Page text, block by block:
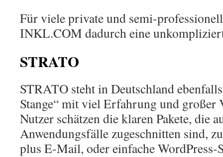
Für viele private und semi-
INKL.COM dadurch eine
STRATO
STRATO steht in Deutschland
Stange“ mit viel Erfahrung und großer
Nutzer schätzen die klaren Pakete, die
Anwendungsfälle zugeschnitten sind,
plus E-Mail, oder einfache WordPress-